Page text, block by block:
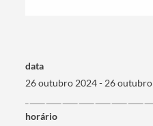
Filtros
data
26 outubro 2024 - 26
horário